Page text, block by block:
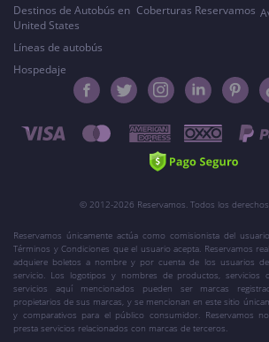
Destinos de Autobús en
United States
Líneas de autobús
Hospedaje
Coberturas Reservamos
© 2012-2026 Reservamos. Todos los
Reservamos únicamente actúa como comisionista del
Términos y Condiciones que el usuario acepta. Reservamos
adquiere boletos a nombre y por cuenta de los usuarios
servicio. Los logotipos y nombres de productos, servicios
servicios aquí mencionados pueden ser marcas
propietarios de sus marcas, y se mencionan en este sitio
y comparativos para el público consumidor. Reservamos
presta servicios relacionados con marcas de terceros.